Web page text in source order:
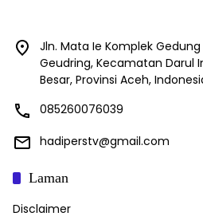
Jln. Mata Ie Komplek
Geudring, Kecamatan Darul
Besar, Provinsi Aceh,
085260076039
hadiperstv@gmail.com
Laman
Disclaimer